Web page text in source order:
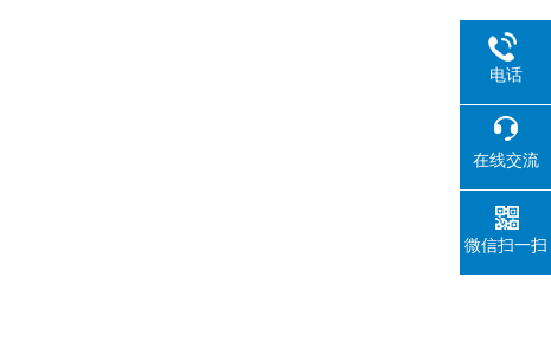
电话
在线交流
微信扫一扫